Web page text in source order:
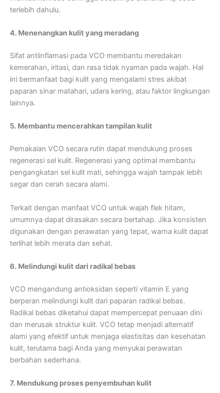
terlebih dahulu.
4. Menenangkan kulit yang meradang
Sifat antiinflamasi pada VCO membantu meredakan
kemerahan, iritasi, dan rasa tidak nyaman pada wajah. Hal
ini bermanfaat bagi kulit yang mengalami stres akibat
paparan sinar matahari, udara kering, atau faktor lingkungan
lainnya.
5. Membantu mencerahkan tampilan kulit
Pemakaian VCO secara rutin dapat mendukung proses
regenerasi sel kulit. Regenerasi yang optimal membantu
pengangkatan sel kulit mati, sehingga wajah tampak lebih
segar dan cerah secara alami.
Terkait dengan manfaat VCO untuk wajah flek hitam,
umumnya dapat dirasakan secara bertahap. Jika konsisten
digunakan dengan perawatan yang tepat, warna kulit dapat
terlihat lebih merata dan sehat.
6. Melindungi kulit dari radikal bebas
VCO mengandung antioksidan seperti vitamin E yang
berperan melindungi kulit dari paparan radikal bebas.
Radikal bebas diketahui dapat mempercepat penuaan dini
dan merusak struktur kulit. VCO tetap menjadi alternatif
alami yang efektif untuk menjaga elastisitas dan kesehatan
kulit, terutama bagi Anda yang menyukai perawatan
berbahan sederhana.
7. Mendukung proses penyembuhan kulit